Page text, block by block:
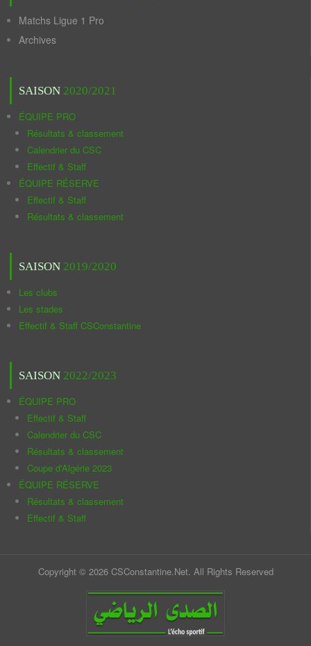
Matchs Ligue 1 Pro
Archives
SAISON 2020/2021
ÉQUIPE PRO
Résultats & classement
Calendrier du CSC
Effectif & Staff
ÉQUIPE RÉSERVE
Effectif & Staff
Résultats & classement
SAISON 2019/2020
Les clubs
Les stades
Effectif & Staff CSConstantine
SAISON 2022/2023
ÉQUIPE PRO
Effectif & Staff
Calendrier du CSC
Résultats & classement
Coupe d'Algérie 2023
ÉQUIPE RÉSERVE
Résultats & classement
Effectif & Staff
Copyright © 2026 CSConstantine.Net. All Rights Reserved